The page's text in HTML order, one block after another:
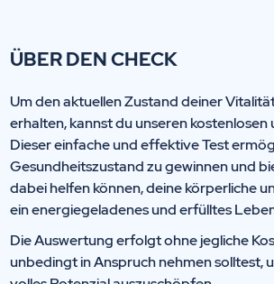
ÜBER DEN CHECK
Um den aktuellen Zustand deiner
erhalten, kannst du unseren
Dieser einfache und effektive Test
Gesundheitszustand zu gewinnen und
dabei helfen können, deine körperliche
ein energiegeladenes und erfülltes
Die Auswertung erfolgt ohne jegliche
unbedingt in Anspruch nehmen solltest,